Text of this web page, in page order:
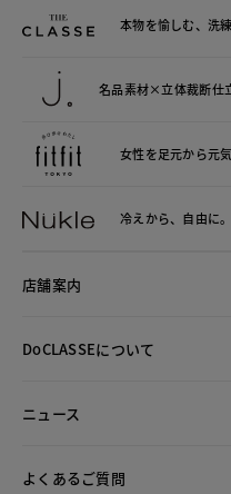
本物を愉しむ、洗
名品素材×立体裁断仕
女性を足元から元
冷えから、 自由に。
店舗案内
DoCLASSEについて
ニュース
よくあるご質問